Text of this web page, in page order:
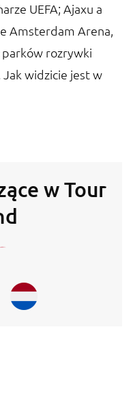
UEFA; Ajaxu a
Amsterdam Arena,
parków rozrywki
Jak widzicie jest w
w Tour